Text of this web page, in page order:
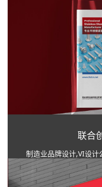
联合
制造业品牌设计,VI设